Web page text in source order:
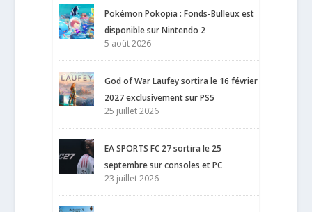
Pokémon Pokopia : Fonds-Bulleux est
disponible sur Nintendo 2
5 août 2026
God of War Laufey sortira le 16 février
2027 exclusivement sur PS5
25 juillet 2026
EA SPORTS FC 27 sortira le 25
septembre sur consoles et PC
23 juillet 2026